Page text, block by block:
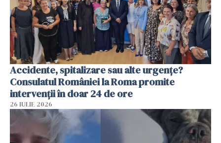
Accidente, spitalizare sau alte urgențe?
Consulatul României la Roma promite
intervenții în doar 24 de ore
26 IULIE 2026